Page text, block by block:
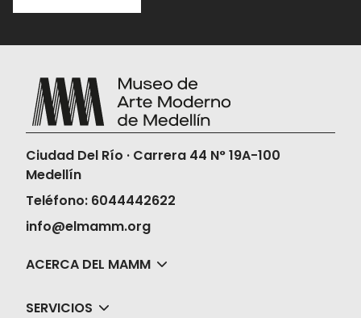
Ciudad Del Río · Carrera 44 N° 19A-100
Medellín
Teléfono: 6044442622
info@elmamm.org
ACERCA DEL MAMM
SERVICIOS